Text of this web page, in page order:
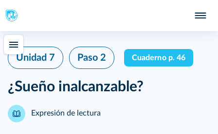
Unidad 7 Paso 2 Cuaderno p. 46
¿Sueño inalcanzable?
Expresión de lectura